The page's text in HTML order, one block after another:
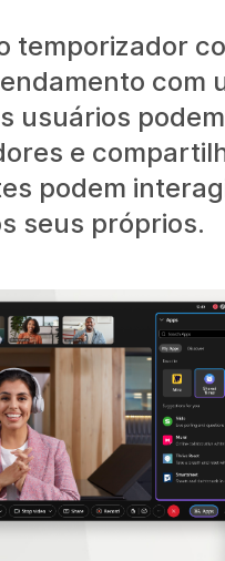
temporizador
com
usuários
e
podem
seus próprios.